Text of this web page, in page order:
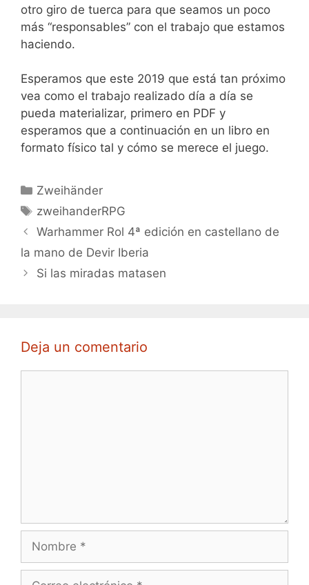
otro giro de tuerca para que seamos un poco
más “responsables” con el trabajo que estamos
haciendo.
Esperamos que este 2019 que está tan próximo
vea como el trabajo realizado día a día se
pueda materializar, primero en PDF y
esperamos que a continuación en un libro en
formato físico tal y cómo se merece el juego.
Categorías
Zweihänder
Etiquetas
zweihanderRPG
Warhammer Rol 4ª edición en castellano de
la mano de Devir Iberia
Si las miradas matasen
Deja un comentario
Nombre
Correo